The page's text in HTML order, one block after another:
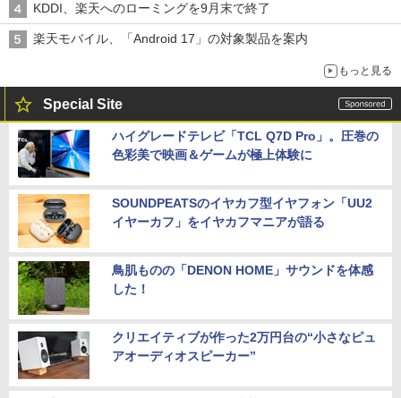
KDDI、楽天へのローミングを9月末で終了
楽天モバイル、「Android 17」の対象製品を案内
もっと見る
Special Site
ハイグレードテレビ「TCL Q7D Pro」。圧巻の
色彩美で映画＆ゲームが極上体験に
SOUNDPEATSのイヤカフ型イヤフォン「UU2
イヤーカフ」をイヤカフマニアが語る
鳥肌ものの「DENON HOME」サウンドを体感
した！
クリエイティブが作った2万円台の“小さなピュ
アオーディオスピーカー”